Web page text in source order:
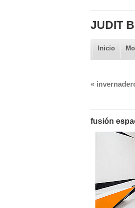
JUDIT
Inicio
«
fusión